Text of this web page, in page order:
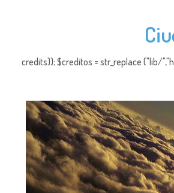
credits)); $creditos = str_replace ("lib/